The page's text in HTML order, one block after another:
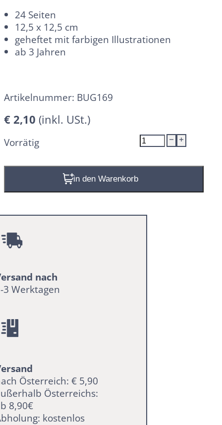
24 Seiten
12,5 x 12,5 cm
geheftet mit farbigen Illustrationen
ab 3 Jahren
Artikelnummer: BUG169
€ 2,10
Vorrätig
Jesus
hilft
Pixibuch
In den Warenkorb
nach
3 Werktagen
Österreich: € 5,90
Österreichs:
8,90€
kostenlos